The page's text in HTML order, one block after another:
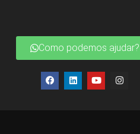
Como podemos ajudar?